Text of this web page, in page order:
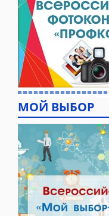
МОЙ ВЫБОР